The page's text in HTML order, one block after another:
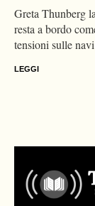
Greta Thunberg
resta a bordo
tensioni sulle navi
LEGGI